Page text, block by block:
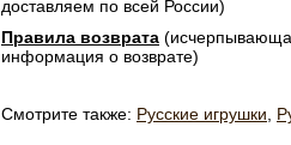
доставляем по всей России)
Правила возврата
информация о возврате)
Смотрите также: Русские игрушки